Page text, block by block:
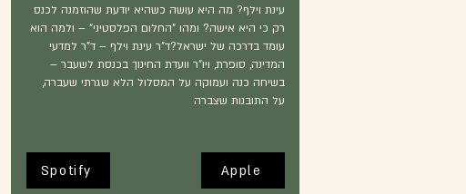
עינת וילף? מה היא עושה כשהיא יודעת שהוזמנה לכנס
רק כי היא אישה? ומהו "החלום הפלסטיני" – ולמה הוא
עומד בדרכה של ישראל?ד"ר עינת וילף – ד"ר למדעי
המדינה, סופרת, ויו"ר וועדת החינוך בכנסת לשעבר –
בשיחה כנה ועמוקה על המסלול הלא שגרתי שעברה,
על התובנות שצברה
Spotify Apple